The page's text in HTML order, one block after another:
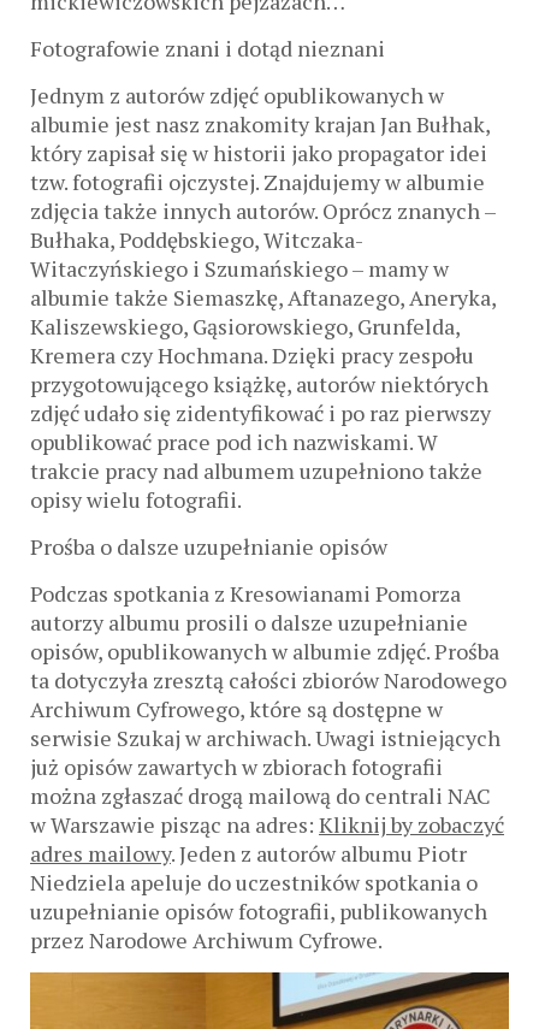
Fotografowie znani i dotąd nieznani
Jednym z autorów zdjęć opublikowanych w
albumie jest nasz znakomity krajan Jan Bułhak,
który zapisał się w historii jako propagator idei
tzw. fotografii ojczystej. Znajdujemy w albumie
zdjęcia także innych autorów. Oprócz znanych –
Bułhaka, Poddębskiego, Witczaka-
Witaczyńskiego i Szumańskiego – mamy w
albumie także Siemaszkę, Aftanazego, Aneryka,
Kaliszewskiego, Gąsiorowskiego, Grunfelda,
Kremera czy Hochmana. Dzięki pracy zespołu
przygotowującego książkę, autorów niektórych
zdjęć udało się zidentyfikować i po raz pierwszy
opublikować prace pod ich nazwiskami. W
trakcie pracy nad albumem uzupełniono także
opisy wielu fotografii.
Prośba o dalsze uzupełnianie opisów
Podczas spotkania z Kresowianami Pomorza
autorzy albumu prosili o dalsze uzupełnianie
opisów, opublikowanych w albumie zdjęć. Prośba
ta dotyczyła zresztą całości zbiorów Narodowego
Archiwum Cyfrowego, które są dostępne w
serwisie Szukaj w archiwach. Uwagi istniejących
już opisów zawartych w zbiorach fotografii
można zgłaszać drogą mailową do centrali NAC
w Warszawie pisząc na adres: Kliknij by zobaczyć
adres mailowy. Jeden z autorów albumu Piotr
Niedziela apeluje do uczestników spotkania o
uzupełnianie opisów fotografii, publikowanych
przez Narodowe Archiwum Cyfrowe.